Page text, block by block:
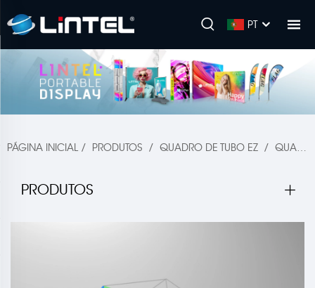
PT
PÁGINA INICIAL / PRODUTOS / QUADRO DE TUBO EZ / QUADRO DE TECIDO TUBULAR
PRODUTOS